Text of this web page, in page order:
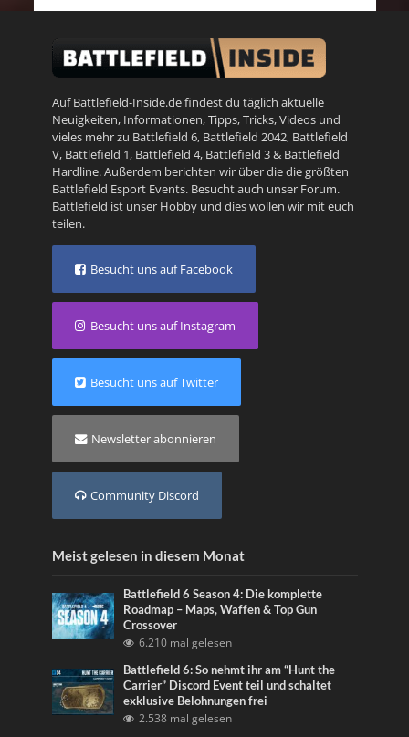
Auf Battlefield-Inside.de findest du täglich aktuelle
Neuigkeiten, Informationen, Tipps, Tricks, Videos und
vieles mehr zu Battlefield 6, Battlefield 2042, Battlefield
V, Battlefield 1, Battlefield 4, Battlefield 3& Battlefield
Hardline. Außerdem berichten wir über die die größten
Battlefield Esport Events. Besucht auch unser Forum.
Battlefield ist unser Hobby und dies wollen wir mit euch
teilen.
Besucht uns auf Facebook
Besucht uns auf Instagram
Besucht uns auf Twitter
Newsletter abonnieren
Community Discord
Meist gelesen in diesem Monat
Battlefield 6 Season 4: Die komplette
Roadmap – Maps, Waffen & Top Gun
Crossover
6.210 mal gelesen
Battlefield 6: So nehmt ihr am “Hunt the
Carrier” Discord Event teil und schaltet
exklusive Belohnungen frei
2.538 mal gelesen